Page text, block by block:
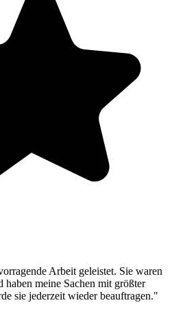
Arbeit geleistet. Sie waren
meine Sachen mit größter
sie jederzeit wieder beauftragen."